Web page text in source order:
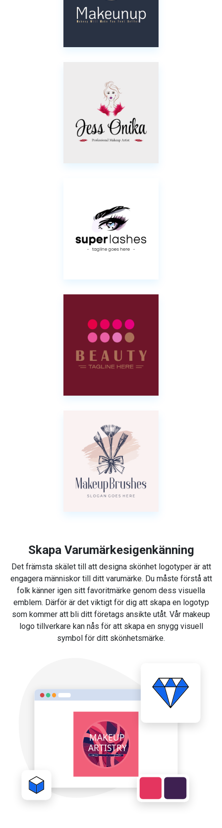
Skapa Varumärkesigenkänning
Det främsta skälet till att designa skönhet logotyper är att
engagera människor till ditt varumärke. Du måste förstå att
folk känner igen sitt favoritmärke genom dess visuella
emblem. Därför är det viktigt för dig att skapa en logotyp
som kommer att bli ditt företags ansikte utåt. Vår makeup
logo tillverkare kan nås för att skapa en snygg visuell
symbol för ditt skönhetsmärke.